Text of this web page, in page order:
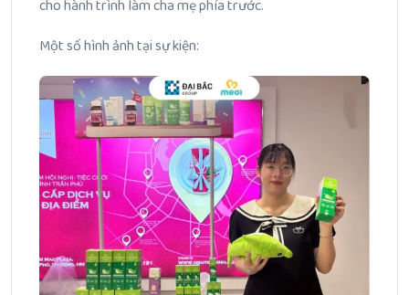
cho hành trình làm cha mẹ phía trước.
Một số hình ảnh tại sự kiện: